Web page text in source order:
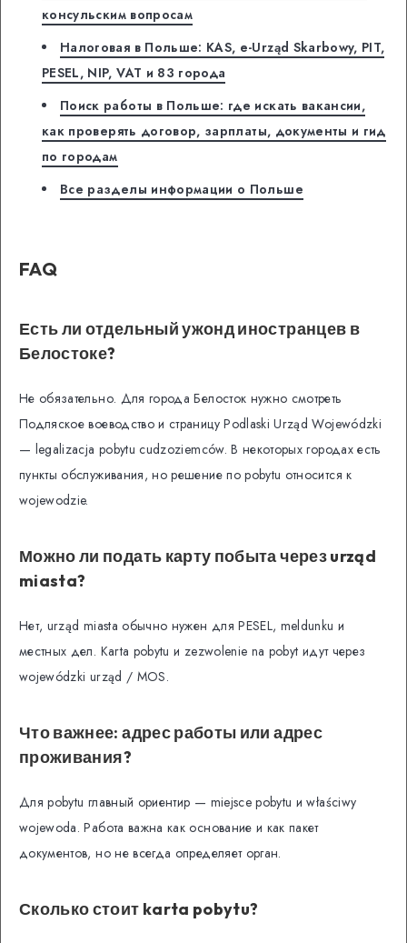
консульским вопросам
Налоговая в Польше: KAS, e-Urząd Skarbowy, PIT,
PESEL, NIP, VAT и 83 города
Поиск работы в Польше: где искать вакансии,
как проверять договор, зарплаты, документы и гид
по городам
Все разделы информации о Польше
FAQ
Есть ли отдельный ужонд иностранцев в
Белостоке?
Не обязательно. Для города Белосток нужно смотреть
Подляское воеводство и страницу Podlaski Urząd Wojewódzki
— legalizacja pobytu cudzoziemców. В некоторых городах есть
пункты обслуживания, но решение по pobytu относится к
wojewodzie.
Можно ли подать карту побыта через urząd
miasta?
Нет, urząd miasta обычно нужен для PESEL, meldunku и
местных дел. Karta pobytu и zezwolenie na pobyt идут через
wojewódzki urząd / MOS.
Что важнее: адрес работы или адрес
проживания?
Для pobytu главный ориентир — miejsce pobytu и właściwy
wojewoda. Работа важна как основание и как пакет
документов, но не всегда определяет орган.
Сколько стоит karta pobytu?